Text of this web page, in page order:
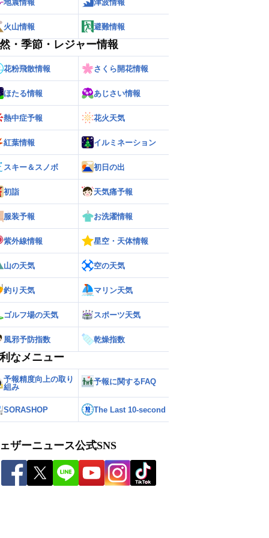
地震情報 津波情報
火山情報 避難情報
・季節・レジャー情報
花粉飛散情報 さくら開花情報
ほたる情報 あじさい情報
熱中症予報 花火天気
紅葉情報 イルミネーション
スキー＆スノボ 初日の出
初詣 天気痛予報
服装予報 お洗濯情報
紫外線情報 星空・天体情報
山の天気 空の天気
釣り天気 マリン天気
ゴルフ場の天気 スポーツ天気
風邪予防指数 乾燥指数
なメニュー
予報精度向上の取り
組み
予報に関するFAQ
SORASHOP The Last 10-second
ザーニュース公式SNS